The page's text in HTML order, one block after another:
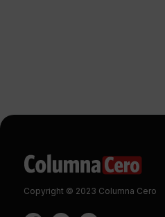
Copyright © 2023 Columna Cero